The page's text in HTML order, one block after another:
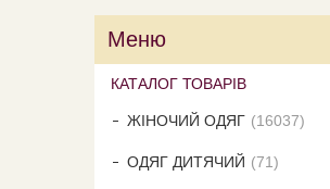
КАТАЛОГ ТОВАРІВ
ЖІНОЧИЙ ОДЯГ 16037
ОДЯГ ДИТЯЧИЙ 71